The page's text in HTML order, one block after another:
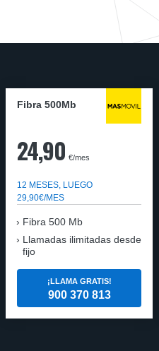
Fibra 500Mb
24,90 €/mes
12 MESES, LUEGO
29,90€/MES
Fibra 500 Mb
Llamadas ilimitadas desde
fijo
¡LLAMA GRATIS!
900 370 813